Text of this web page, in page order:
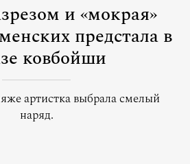
и «мокрая»
предстала в
ковбойши
артистка выбрала смелый
наряд.